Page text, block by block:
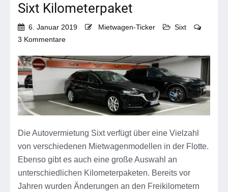
Sixt Kilometerpaket
6. Januar 2019 Mietwagen-Ticker
Sixt
3 Kommentarezu
Kilometerpaket
Die Autovermietung Sixt verfügt über eine Vielzahl
von verschiedenen Mietwagenmodellen in der Flotte.
Ebenso gibt es auch eine große Auswahl an
unterschiedlichen Kilometerpaketen. Bereits vor
Jahren wurden Änderungen an den Freikilometern